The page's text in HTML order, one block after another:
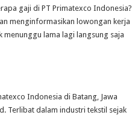
gaji di PT Primatexco Indonesia?
menginformasikan lowongan kerja
menunggu lama lagi langsung saja
Indonesia di Batang, Jawa
Terlibat dalam industri tekstil sejak